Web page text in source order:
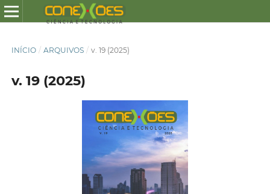
INÍCIO / ARQUIVOS / v. 19 (2025)
v. 19 (2025)